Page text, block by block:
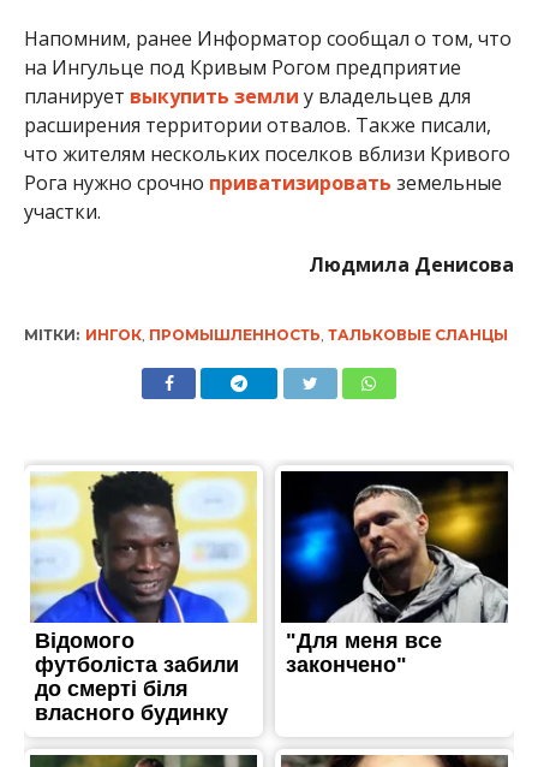
Напомним, ранее Информатор сообщал о том, что
на Ингульце под Кривым Рогом предприятие
планирует выкупить земли у владельцев для
расширения территории отвалов. Также писали,
что жителям нескольких поселков вблизи Кривого
Рога нужно срочно приватизировать земельные
участки.
Людмила Денисова
МІТКИ: ИНГОК, ПРОМЫШЛЕННОСТЬ ТАЛЬКОВЫЕ СЛАНЦЫ